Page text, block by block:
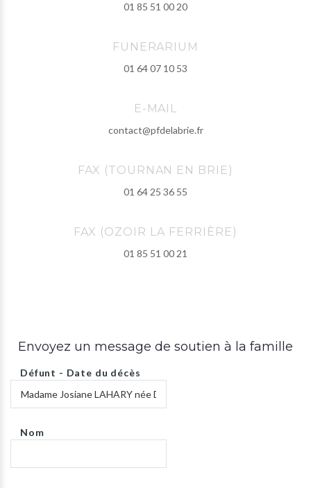
01 85 51 00 20
FUNERARIUM
01 64 07 10 53
E-MAIL
contact@pfdelabrie.fr
FAX (TOURNAN EN BRIE)
01 64 25 36 55
FAX (OZOIR LA FERRIÈRE)
01 85 51 00 21
Envoyez un message de soutien à la famille
Défunt - Date du décès
Nom